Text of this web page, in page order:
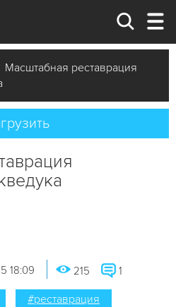
реставрация
18:09 215 1
#реставрация